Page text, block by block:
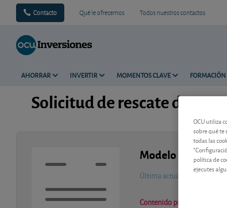
Contacto Qué le ofrecemos Todos nuestros contactos
AHORRAR INVERTIR MOMENTOS CLAVE FORMACIÓN
Solicitud de rescate de un
Modelo de
Última actualización-
Contenido premium
OCU utiliza
sobre qué te
todas las
política de
ejecutes